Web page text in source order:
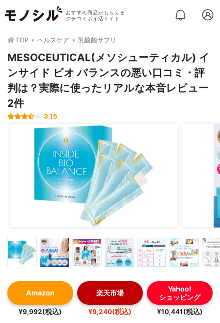
おすすめ商品がもらえる
クチコミポイ活サイト
TOP ヘルスケア 乳酸菌サプリ
MESOCEUTICAL(メソシューティカル) イ
ンサイド ビオ バランスの悪い口コミ・評
判は？実際に使ったリアルな本音レビュー
2件
3.15
Amazon
¥9,992(税込)
楽天市場
¥9,240(税込)
Yahoo!
ショッピング
¥10,441(税込)